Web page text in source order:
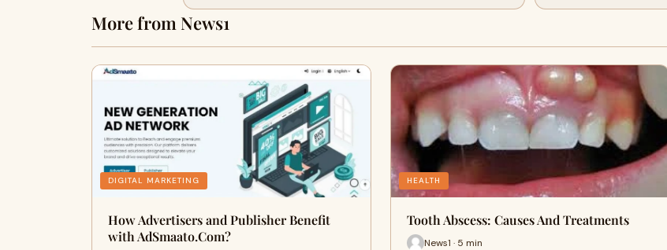
More from News1
DIGITAL MARKETING
How Advertisers and Publisher Benefit
with AdSmaato.Com?
HEALTH
Tooth Abscess: Causes And Treatments
News1 · 5 min